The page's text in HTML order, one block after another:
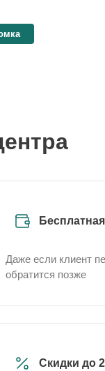
Даже если клиент
обратится позже
Скидки до